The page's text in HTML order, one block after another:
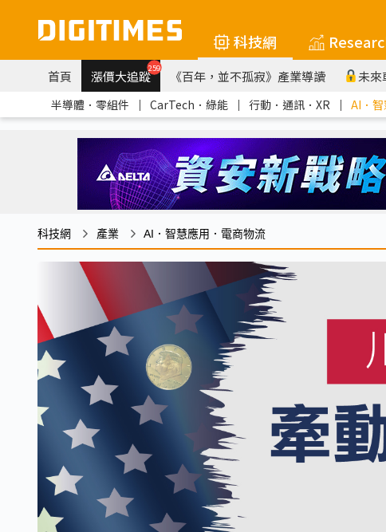
科技網
首頁 漲價大追蹤259 《百年，並不孤寂》產業導讀 未來
半導體．零組件 ｜ CarTech．綠能 ｜ 行動．通訊．XR ｜ AI．
科技網 產業 AI．智慧應用．電商物流